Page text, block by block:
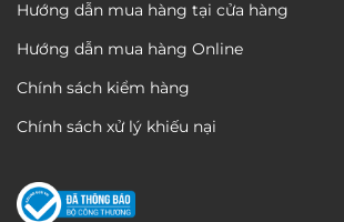
Hướng dẫn mua hàng tại cửa hàng
Hướng dẫn mua hàng Online
Chính sách kiểm hàng
Chính sách xử lý khiếu nại